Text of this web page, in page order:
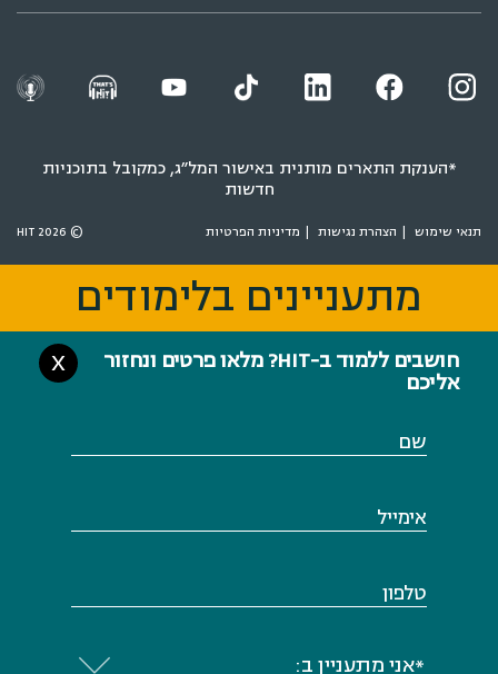
*הענקת התארים מותנית באישור המל״ג, כמקובל בתוכניות
חדשות
תנאי שימוש הצהרת נגישות מדיניות הפרטיות © 2026 HIT
מתעניינים בלימודים
חושבים ללמוד ב-HIT? מלאו פרטים ונחזור
אליכם
X
שם
אימייל
טלפון
*אני מתעניין ב:
מתעניינים בלימודים